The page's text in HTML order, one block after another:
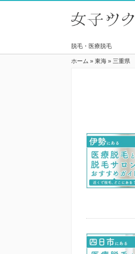
脱毛・医療脱毛
ホーム » 東海 » 三重県